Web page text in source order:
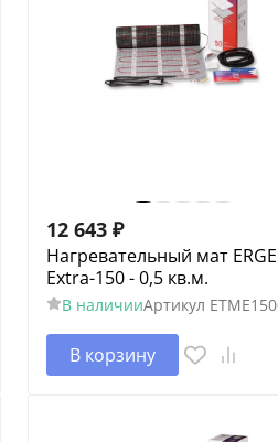
12 643 ₽
Нагревательный мат
Extra-150 - 0,5 кв.м.
В наличииАртикул
В корзину